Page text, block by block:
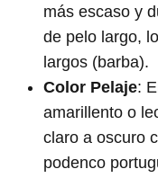
más escaso y
de pelo largo,
largos (barba).
Color Pelaje:
amarillento o
claro a oscuro
podenco